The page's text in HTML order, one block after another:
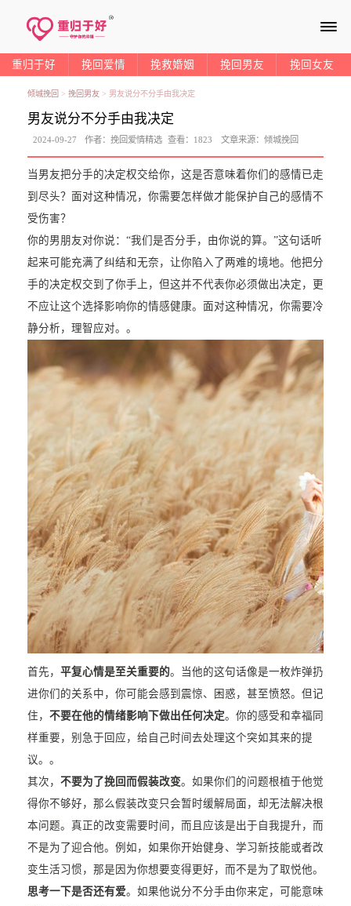
≡
重归于好 挽回爱情 挽救婚姻 挽回男友 挽回女友
倾城挽回 > 挽回男友> 男友说分不分手由我决定
男友说分不分手由我决定
2024-09-27 作者：挽回爱情精选 查看： 1823 文章来源： 倾城挽回
当男友把分手的决定权交给你，这是否意味着你们的感情已走
到尽头？面对这种情况，你需要怎样做才能保护自己的感情不
受伤害？
你的男朋友对你说：“我们是否分手，由你说的算。”这句话听
起来可能充满了纠结和无奈，让你陷入了两难的境地。他把分
手的决定权交到了你手上，但这并不代表你必须做出决定，更
不应让这个选择影响你的情感健康。面对这种情况，你需要冷
静分析，理智应对。。
首先， 平复心情是至关重要的。当他的这句话像是一枚炸弹扔
进你们的关系中，你可能会感到震惊、困惑，甚至愤怒。但记
住， 不要在他的情绪影响下做出任何决定。你的感受和幸福同
样重要，别急于回应，给自己时间去处理这个突如其来的提
议。。
其次， 不要为了挽回而假装改变。如果你们的问题根植于他觉
得你不够好，那么假装改变只会暂时缓解局面，却无法解决根
本问题。真正的改变需要时间，而且应该是出于自我提升，而
不是为了迎合他。例如，如果你开始健身、学习新技能或者改
变生活习惯，那是因为你想要变得更好，而不是为了取悦他。
思考一下是否还有爱。如果他说分不分手由你来定，可能意味